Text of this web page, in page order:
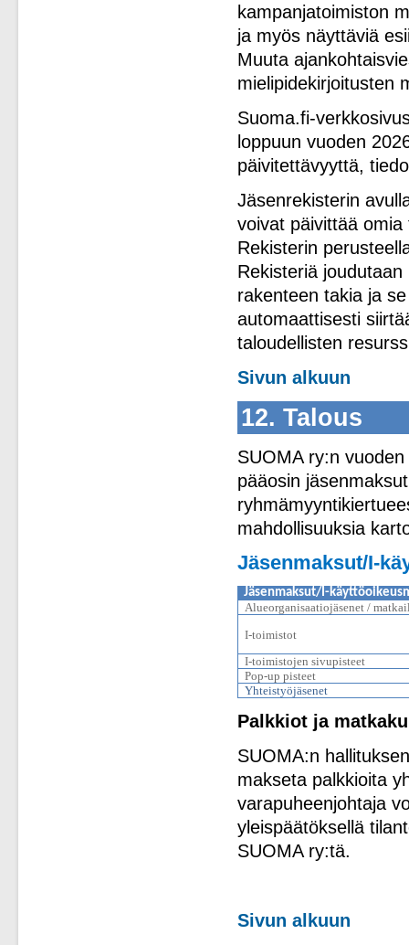
kampanjatoimiston
ja myös näyttäviä
Muuta
mielipidekirjoitusten
Suoma.fi-
loppuun vuoden
päivitettävyyttä,
Jäsenrekisterin
voivat päivittää
Rekisterin
Rekisteriä
rakenteen takia ja
automaattisesti
taloudellisten
Sivun alkuun
12. Talous
SUOMA ry:n
pääosin
mahdollisuuksia
Jäsenmaksut/I-
Jäsenmaksut/I-
Alueorganisaatiojäsenet /
I-toimistot
I-toimistojen sivupisteet
Pop-up pisteet
Yhteistyöjäsenet
Palkkiot ja
SUOMA:n
makseta palkkioita
varapuheenjohtaja
yleispäätöksellä
SUOMA ry:tä.
Sivun alkuun